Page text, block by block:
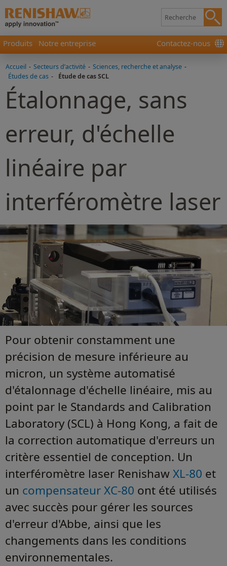
Produits Notre entreprise Contactez-nous
Accueil - Secteurs d’activité - Sciences, recherche et analyse -
Études de cas - Étude de cas SCL
Étalonnage, sans
erreur, d'échelle
linéaire par
interféromètre laser
Pour obtenir constamment une
précision de mesure inférieure au
micron, un système automatisé
d'étalonnage d'échelle linéaire, mis au
point par le Standards and Calibration
Laboratory (SCL) à Hong Kong, a fait de
la correction automatique d'erreurs un
critère essentiel de conception. Un
interféromètre laser RenishawXL-80 et
un compensateur XC-80 ont été utilisés
avec succès pour gérer les sources
d'erreur d'Abbe, ainsi que les
changements dans les conditions
environnementales.